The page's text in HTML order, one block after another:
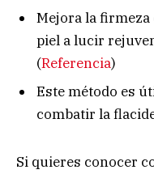
Mejora la firmeza
piel a lucir
(Referencia)
Este método es
combatir la
Si quieres conocer